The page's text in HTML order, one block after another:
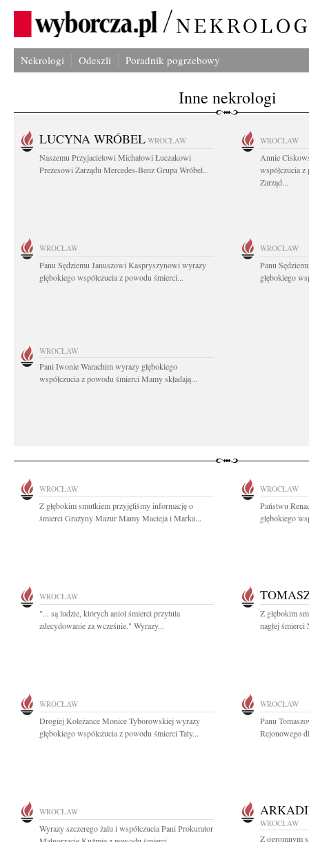
Nekrologi Odeszli Poradnik pogrzebowy
Inne nekrologi
LUCYNA WRÓBEL WROCŁAW
Naszemu Przyjacielowi Michałowi Łuczakowi
Prezesowi Zarządu Mercedes-Benz Grupa Wróbel...
WROCŁAW
Annie
współczucia
Zarząd...
WROCŁAW
Panu Sędziemu Januszowi Kaspryszynowi wyrazy
głębokiego współczucia z powodu śmierci...
WROCŁAW
Panu
głębokiego
WROCŁAW
Pani Iwonie Warachim wyrazy głębokiego
współczucia z powodu śmierci Mamy składają...
WROCŁAW
Z głębokim smutkiem przyjęliśmy informację o
śmierci Grażyny Mazur Mamy Macieja i Marka...
WROCŁAW
Państwu
głębokiego
WROCŁAW
"... są ludzie, których anioł śmierci przytula
zdecydowanie za wcześnie." Wyrazy...
Z głębokim
nagłej
WROCŁAW
Drogiej Koleżance Monice Tyborowskiej wyrazy
głębokiego współczucia z powodu śmierci Taty...
WROCŁAW
Panu
Rejonowego
WROCŁAW
Wyrazy szczerego żalu i współczucia Pani Prokurator
WROCŁAW
Z ogromnym